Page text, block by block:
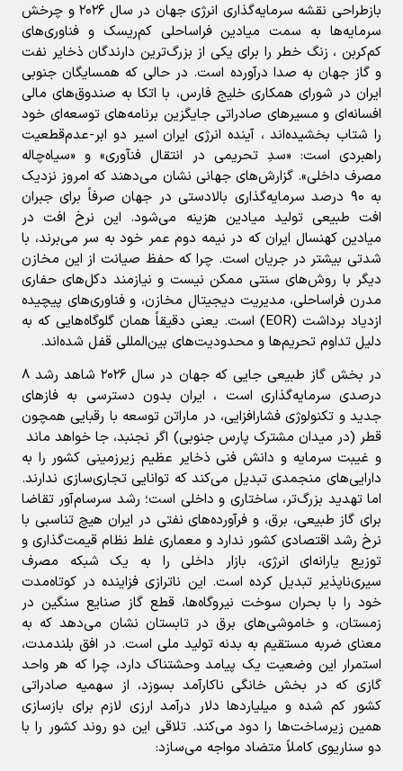
بازطراحی نقشه سرمایه‌گذاری انرژی جهان در سال ۲۰۲۶ و چرخش
سرمایه‌ها به سمت میادین فراساحلی کم‌ریسک و فناوری‌های
کم‌کربن ، زنگ خطر را برای یکی از بزرگ‌ترین دارندگان ذخایر نفت
و گاز جهان به صدا درآورده است. در حالی که همسایگان جنوبی
ایران در شورای همکاری خلیج فارس، با اتکا به صندوق‌های مالی
افسانه‌ای و مسیرهای صادراتی جایگزین برنامه‌های توسعه‌ای خود
را شتاب بخشیده‌اند ، آینده انرژی ایران اسیر دو ابر-عدم‌قطعیت
راهبردی است: «سدِ تحریمی در انتقال فنآوری» و «سیاه‌چاله
مصرف داخلی». گزارش‌های جهانی نشان می‌دهند که امروز نزدیک
به ۹۰ درصد سرمایه‌گذاری بالادستی در جهان صرفاً برای جبران
افت طبیعی تولید میادین هزینه می‌شود. این نرخ افت در
میادین کهنسال ایران که در نیمه دوم عمر خود به سر می‌برند، با
شدتی بیشتر در جریان است. چرا که حفظ صیانت از این مخازن
دیگر با روش‌های سنتی ممکن نیست و نیازمند دکل‌های حفاری
مدرن فراساحلی، مدیریت دیجیتال مخازن، و فناوری‌های پیچیده
ازدیاد برداشت (EOR) است. یعنی دقیقاً همان گلوگاه‌هایی که به
دلیل تداوم تحریم‌ها و محدودیت‌های بین‌المللی قفل شده‌اند.
در بخش گاز طبیعی جایی که جهان در سال ۲۰۲۶ شاهد رشد ۸
درصدی سرمایه‌گذاری است ، ایران بدون دسترسی به فازهای
جدید و تکنولوژی فشارافزایی، در ماراتن توسعه با رقبایی همچون
قطر (در میدان مشترک پارس جنوبی) اگر نجنبد، جا خواهد ماند
و غیبت سرمایه و دانش فنی ذخایر عظیم زیرزمینی کشور را به
دارایی‌های منجمدی تبدیل می‌کند که توانایی تجاری‌سازی ندارند.
اما تهدید بزرگ‌تر، ساختاری و داخلی است؛ رشد سرسام‌آور تقاضا
برای گاز طبیعی، برق، و فرآورده‌های نفتی در ایران هیچ تناسبی با
نرخ رشد اقتصادی کشور ندارد و معماری غلط نظام قیمت‌گذاری و
توزیع یارانه‌ای انرژی، بازار داخلی را به یک شبکه‌ مصرف
سیری‌ناپذیر تبدیل کرده است. این ناترازی فزاینده در کوتاه‌مدت
خود را با بحران سوخت نیروگاه‌ها، قطع گاز صنایع سنگین در
زمستان، و خاموشی‌های برق در تابستان نشان می‌دهد که به
معنای ضربه مستقیم به بدنه تولید ملی است. در افق بلندمدت،
استمرار این وضعیت یک پیامد وحشتناک دارد، چرا که هر واحد
گازی که در بخش خانگی ناکارآمد بسوزد، از سهمیه صادراتی
کشور کم شده و میلیاردها دلار درآمد ارزی لازم برای بازسازی
همین زیرساخت‌ها را دود می‌کند. تلاقی این دو روند کشور را با
دو سناریوی کاملاً متضاد مواجه می‌سازد: